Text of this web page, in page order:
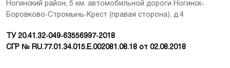
Ногинский район, 5 км. автомобильной дороги Ногинск-
Боровково-Стромынь-Крест (правая сторона), д.4
ТУ 20.41.32-049-63556997-2018
СГР № RU.77.01.34.015.E.002081.08.18 от 02.08.2018